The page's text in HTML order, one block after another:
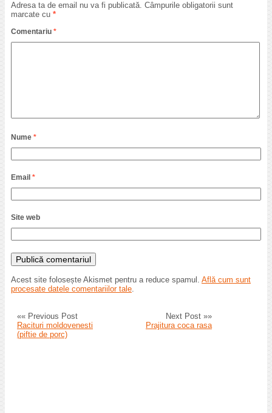
Adresa ta de email nu va fi publicată. Câmpurile obligatorii sunt
marcate cu *
Comentariu *
Nume *
Email *
Site web
Acest site folosește Akismet pentru a reduce spamul. Află cum sunt
procesate datele comentariilor tale.
«« Previous Post
Racituri moldovenesti
(piftie de porc)
Next Post »»
Prajitura coca rasa